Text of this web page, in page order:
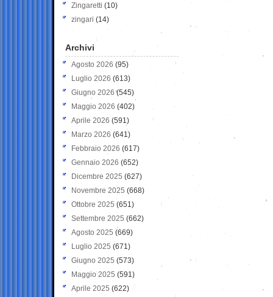
Zingaretti (10)
zingari (14)
Archivi
Agosto 2026 (95)
Luglio 2026 (613)
Giugno 2026 (545)
Maggio 2026 (402)
Aprile 2026 (591)
Marzo 2026 (641)
Febbraio 2026 (617)
Gennaio 2026 (652)
Dicembre 2025 (627)
Novembre 2025 (668)
Ottobre 2025 (651)
Settembre 2025 (662)
Agosto 2025 (669)
Luglio 2025 (671)
Giugno 2025 (573)
Maggio 2025 (591)
Aprile 2025 (622)